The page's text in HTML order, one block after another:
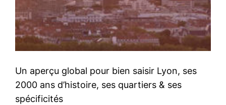
Un aperçu global pour bien saisir Lyon, ses
2000 ans d’histoire, ses quartiers & ses
spécificités